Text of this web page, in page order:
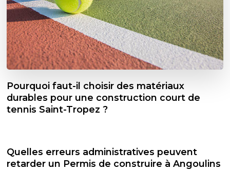
Pourquoi faut-il choisir des matériaux
durables pour une construction court de
tennis Saint-Tropez ?
Quelles erreurs administratives peuvent
retarder un Permis de construire à Angoulins